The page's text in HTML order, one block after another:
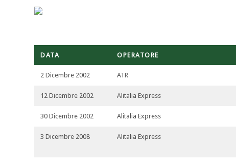
DATA OPERATORE
2 Dicembre 2002 ATR
12 Dicembre 2002 Alitalia Express
30 Dicembre 2002 Alitalia Express
3 Dicembre 2008 Alitalia Express